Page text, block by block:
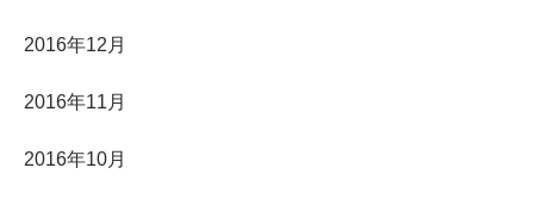
2016年12月
2016年11月
2016年10月